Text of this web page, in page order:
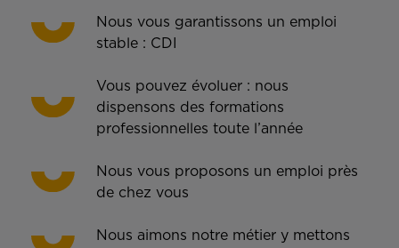
Nous vous garantissons un emploi
stable : CDI
Vous pouvez évoluer : nous
dispensons des formations
professionnelles toute l’année
Nous vous proposons un emploi près
de chez vous
Nous aimons notre métier y mettons